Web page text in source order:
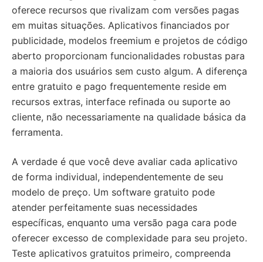
oferece recursos que rivalizam com versões pagas
em muitas situações. Aplicativos financiados por
publicidade, modelos freemium e projetos de código
aberto proporcionam funcionalidades robustas para
a maioria dos usuários sem custo algum. A diferença
entre gratuito e pago frequentemente reside em
recursos extras, interface refinada ou suporte ao
cliente, não necessariamente na qualidade básica da
ferramenta.
A verdade é que você deve avaliar cada aplicativo
de forma individual, independentemente de seu
modelo de preço. Um software gratuito pode
atender perfeitamente suas necessidades
específicas, enquanto uma versão paga cara pode
oferecer excesso de complexidade para seu projeto.
Teste aplicativos gratuitos primeiro, compreenda